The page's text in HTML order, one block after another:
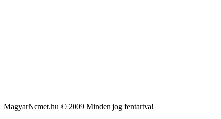
MagyarNemet.hu © 2009 Minden jog fentartva!